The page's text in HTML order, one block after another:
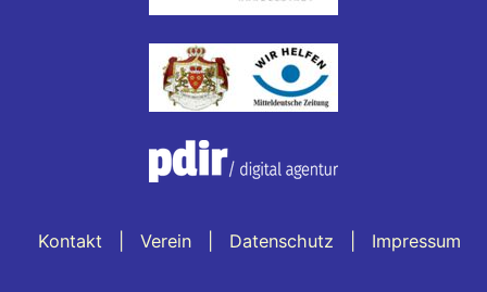
Kontakt Verein Datenschutz Impressum